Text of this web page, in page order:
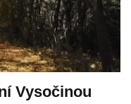
Vysočinou